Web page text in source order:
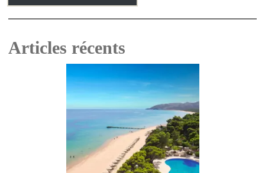
Articles récents